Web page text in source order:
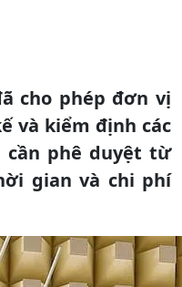
cho phép đơn vị
và kiểm định các
cần phê duyệt từ
gian và chi phí